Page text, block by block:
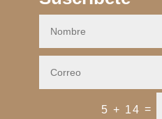
5 + 14 =